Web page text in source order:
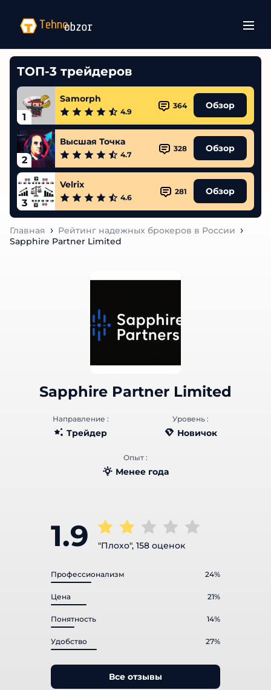
ТОП-3 трейдеров
1
Samorph
4.9
364 Обзор
2
Высшая Точка
4.7
328 Обзор
3
Velrix
4.6
281 Обзор
Главная
Рейтинг надежных брокеров в России
Sapphire Partner Limited
Sapphire Partner Limited
Направление :
Трейдер
Уровень :
Новичок
Опыт :
Менее года
1.9 "Плохо", 158 оценок
Профессионализм 24%
Цена 21%
Понятность 14%
Удобство 27%
Все отзывы